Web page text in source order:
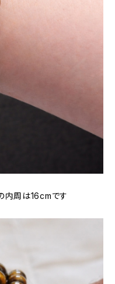
内周は16cmです